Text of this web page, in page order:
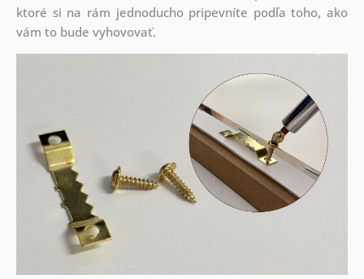
ktoré si na rám jednoducho pripevníte podľa toho, ako
vám to bude vyhovovať.